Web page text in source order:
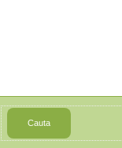
Cauta